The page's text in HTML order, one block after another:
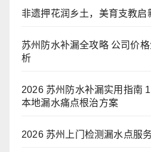
非遗押花润乡土，美育支教启
苏州防水补漏全攻略 公司价
析
2026 苏州防水补漏实用指南
本地漏水痛点根治方案
2026 苏州上门检测漏水点服